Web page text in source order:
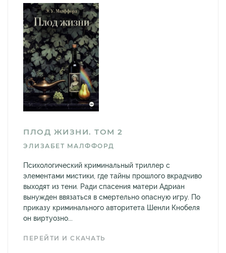
ПЛОД ЖИЗНИ. ТОМ 2
ЭЛИЗАБЕТ МАЛФФОРД
Психологический криминальный триллер с
элементами мистики, где тайны прошлого вкрадчиво
выходят из тени. Ради спасения матери Адриан
вынужден ввязаться в смертельно опасную игру. По
приказу криминального авторитета Шенли Кнобеля
он виртуозно...
ПЕРЕЙТИ И СКАЧАТЬ